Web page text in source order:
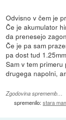
Odvisno v čem je
Če je akumulator
da prenesejo
Če je pa sam
pa dost tud
Sam v tem
drugega napolni,
Zgodovina sprememb…
spremenilo:stara